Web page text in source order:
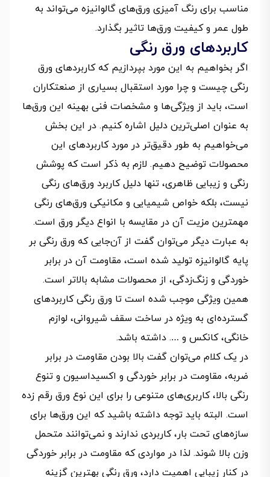
مناسب برای رنگ آمیزی ورق‌های گالوانیزه می‌تواند به
طول عمر و کیفیت ورق‌ها تاثیر بگذارد.
کاربردهای ورق رنگی
اگر بخواهیم به این مورد بپردازیم که کاربردهای ورق
رنگی چیست و چرا مورد استقبال بسیاری از صنعتکاران
است، باید از ویژگی‌ها و مشخصات فنی بهینه این ورق‌ها
به عنوان اصلی‌ترین دلیل اشاره کنیم. در این بخش
می‌خواهیم به طور دقیق‌تر در مورد کاربردهای این
محصولات توضیح دهیم. لازم به ذکر است که پوشش
رنگی و زیبایی ظاهری، تنها دلیل کاربرد ورق‌های رنگی
نیست، بلکه خواص شیمیایی و مکانیکی ورق‌های رنگی
مهمترین مزیت آن در مقایسه با انواع دیگر ورق است.
به عبارت دیگر می‌توان گفت از آن‌جایی که ورق رنگی بر
پایه گالوانیزه تولید شده است، مقاومت آن در برابر
خوردگی و زنگ‌زدگی، از محصولات مشابه بالاتر است.
همین ویژگی موجب شده است تا ورق رنگی کاربردهای
گسترده‌ای به ویژه در ساخت سقف شیروانی، لوازم
خانگی، کانکس و …. داشته باشد.
در یک کلام می‌توان گفت بالا بودن مقاومت در برابر
ضربه، مقاومت در برابر خوردگی و اکسیداسیون و تنوع
رنگی بالا، کاربری‌های متنوعی را برای این نوع ورق رقم زده
است. البته باید توجه داشته باشید که این ورق‌ها برای
سازه‌های تحت بار، کاربردی ندارند و نمی‌توانند متحمل
وزن بالا شوند. لذا در مواردی که مقاومت در برابر خوردگی
در کنار زیبایی اهمیت دارد، ورق رنگی بهترین گزینه